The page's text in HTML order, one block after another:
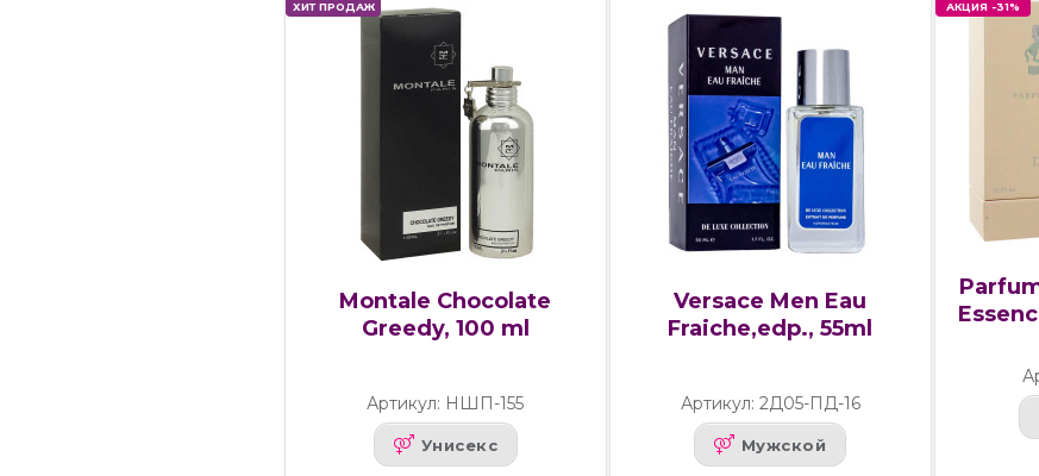
ХИТ ПРОДАЖ
Montale Chocolate
Greedy, 100 ml
Артикул: НШП-155
Унисекс
Versace Men Eau
Fraiche,edp., 55ml
Артикул: 2Д05-ПД-16
Мужской
АКЦИЯ -31%